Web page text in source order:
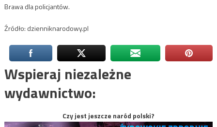
Brawa dla policjantów.
Źródło: dzienniknarodowy.pl
Wspieraj niezależne
wydawnictwo:
Czy jest jeszcze naród polski?